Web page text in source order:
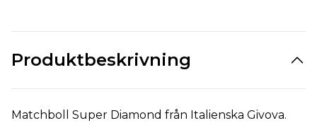
Produktbeskrivning
Matchboll Super Diamond från Italienska Givova.